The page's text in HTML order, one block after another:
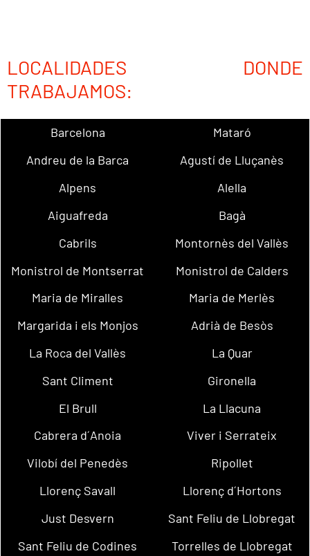
LOCALIDADES DONDE
TRABAJAMOS:
Barcelona
Mataró
Andreu de la Barca
Agustí de Lluçanès
Alpens
Alella
Aiguafreda
Bagà
Cabrils
Montornès del Vallès
Monistrol de Montserrat
Monistrol de Calders
Maria de Miralles
Maria de Merlès
Margarida i els Monjos
Adrià de Besòs
La Roca del Vallès
La Quar
Sant Climent
Gironella
El Brull
La Llacuna
Cabrera d´Anoia
Viver i Serrateix
Vilobí del Penedès
Ripollet
Llorenç Savall
Llorenç d´Hortons
Just Desvern
Sant Feliu de Llobregat
Sant Feliu de Codines
Torrelles de Llobregat